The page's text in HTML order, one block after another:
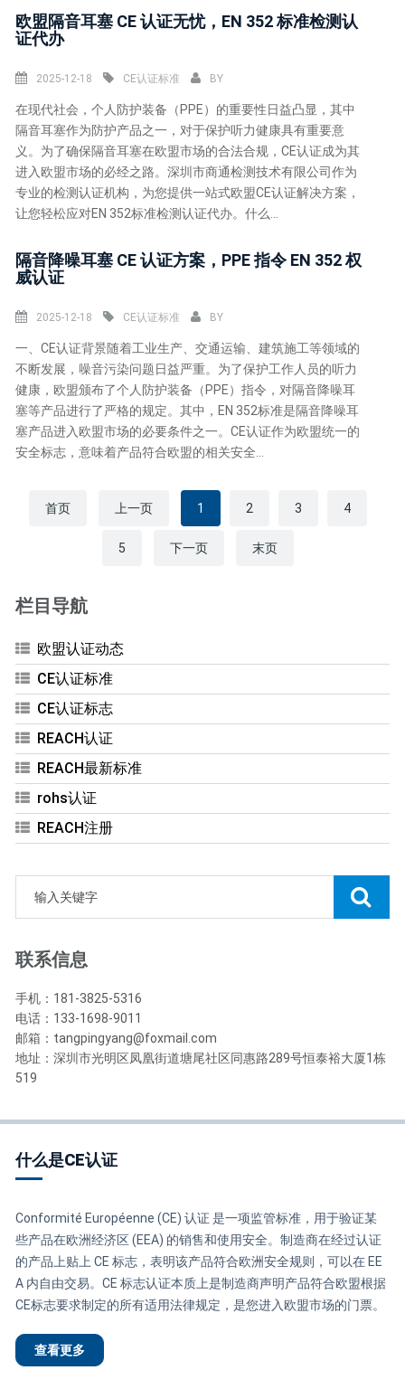
欧盟隔音耳塞 CE 认证无忧，EN 352 标准检测认
证代办
2025-12-18 CE认证标准 BY
在现代社会，个人防护装备（PPE）的重要性日益凸显，其中
隔音耳塞作为防护产品之一，对于保护听力健康具有重要意
义。为了确保隔音耳塞在欧盟市场的合法合规，CE认证成为其
进入欧盟市场的必经之路。深圳市商通检测技术有限公司作为
专业的检测认证机构，为您提供一站式欧盟CE认证解决方案，
让您轻松应对EN 352标准检测认证代办。什么...
隔音降噪耳塞 CE 认证方案，PPE 指令 EN 352 权
威认证
2025-12-18 CE认证标准 BY
一、CE认证背景随着工业生产、交通运输、建筑施工等领域的
不断发展，噪音污染问题日益严重。为了保护工作人员的听力
健康，欧盟颁布了个人防护装备（PPE）指令，对隔音降噪耳
塞等产品进行了严格的规定。其中，EN 352标准是隔音降噪耳
塞产品进入欧盟市场的必要条件之一。CE认证作为欧盟统一的
安全标志，意味着产品符合欧盟的相关安全...
首页 上一页 1 2 3 4
5 下一页 末页
栏目导航
欧盟认证动态
CE认证标准
CE认证标志
REACH认证
REACH最新标准
rohs认证
REACH注册
联系信息
手机：181-3825-5316
电话：133-1698-9011
邮箱：tangpingyang@foxmail.com
地址：深圳市光明区凤凰街道塘尾社区同惠路289号恒泰裕大厦1栋
519
什么是CE认证
Conformité Européenne (CE) 认证 是一项监管标准，用于验证某
些产品在欧洲经济区 (EEA) 的销售和使用安全。制造商在经过认证
的产品上贴上 CE 标志，表明该产品符合欧洲安全规则，可以在 EE
A 内自由交易。CE 标志认证本质上是制造商声明产品符合欧盟根据
CE标志要求制定的所有适用法律规定，是您进入欧盟市场的门票。
查看更多